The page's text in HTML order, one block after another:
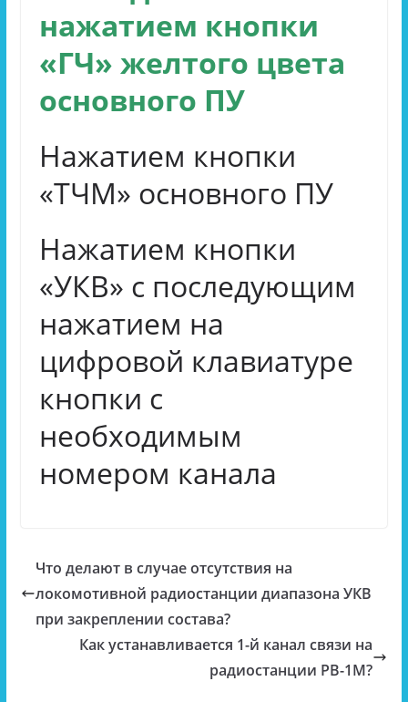
нажатием кнопки
«ГЧ» желтого цвета
основного ПУ
Нажатием кнопки
«ТЧМ» основного ПУ
Нажатием кнопки
«УКВ» с последующим
нажатием на
цифровой клавиатуре
кнопки с
необходимым
номером канала
Что делают в случае отсутствия на
локомотивной радиостанции диапазона УКВ
при закреплении состава?
Как устанавливается 1-й канал связи на
радиостанции РВ-1М?